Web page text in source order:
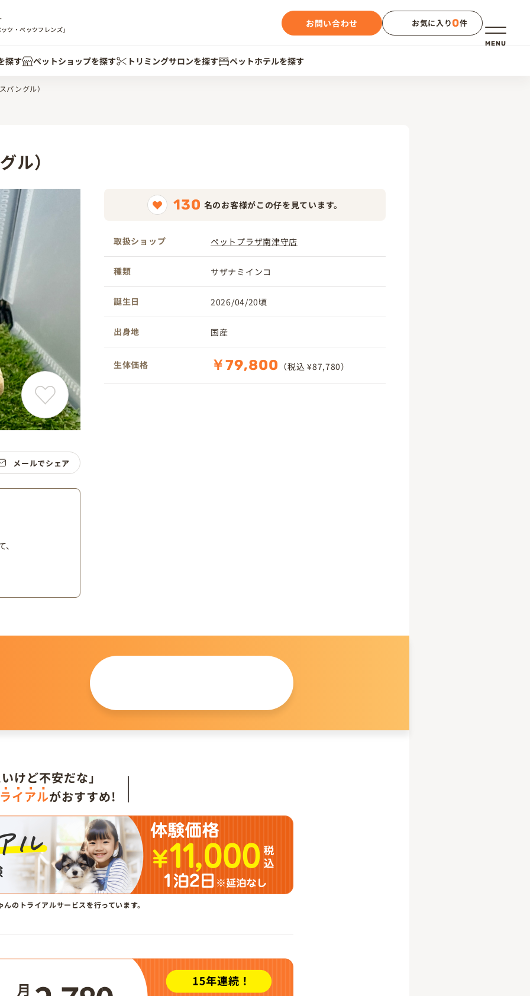
メニュー
MENU
ツ・ペッツフレンズ」
お問い合わせ お気に入り0件
探す ペットショップを探す トリミングサロンを探す ペットホテルを探す
パングル）
ル）
130 名のお客様がこの仔を見ています。
取扱ショップ ペットプラザ南津守店
種類 サザナミインコ
誕生日 2026/04/20頃
出身地 国産
生体価格 ￥79,800 （税込 ¥87,780）
メールでシェア
けど不安だな」
イアルがおすすめ!
んのトライアルサービスを行っています。